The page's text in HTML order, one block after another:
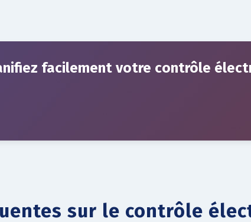
facilement votre contrôle
sur le contrôle